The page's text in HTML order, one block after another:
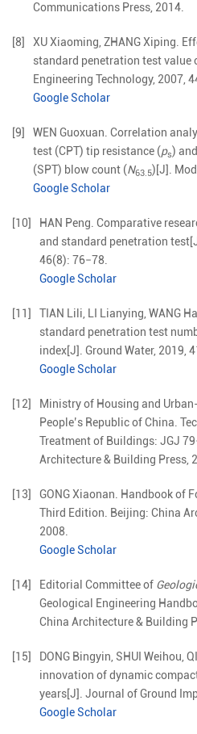
Communications Press, 2014.
[8] XUXiaoming,ZHANGXiping.
standard penetration test value
Engineering Technology, 2007,
Google Scholar
[9] WEN Guoxuan. Correlation
test (CPT) tip resistance (ps)
(SPT) blow count (N63.5)[J].
Google Scholar
[10] HAN Peng. Comparative
and standard penetration test
46(8): 76−78.
Google Scholar
[11] TIAN Lili, LI Lianying,WANG
standard penetration test
index[J]. Ground Water, 2019,
Google Scholar
[12]
Ministry of Housing and
People’s Republic of China.
Treatment of Buildings: JGJ
Architecture & Building Press,
[13] GONGXiaonan. Handbook of
Third Edition. Beijing: China
2008.
Google Scholar
[14] Editorial Committee of
Geological Engineering
China Architecture & Building
[15] DONG Bingyin, SHUI Weihou,
innovation of dynamic
years[J]. Journal of Ground
Google Scholar